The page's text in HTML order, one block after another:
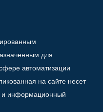
для
автоматизации
на сайте несет
и информационный